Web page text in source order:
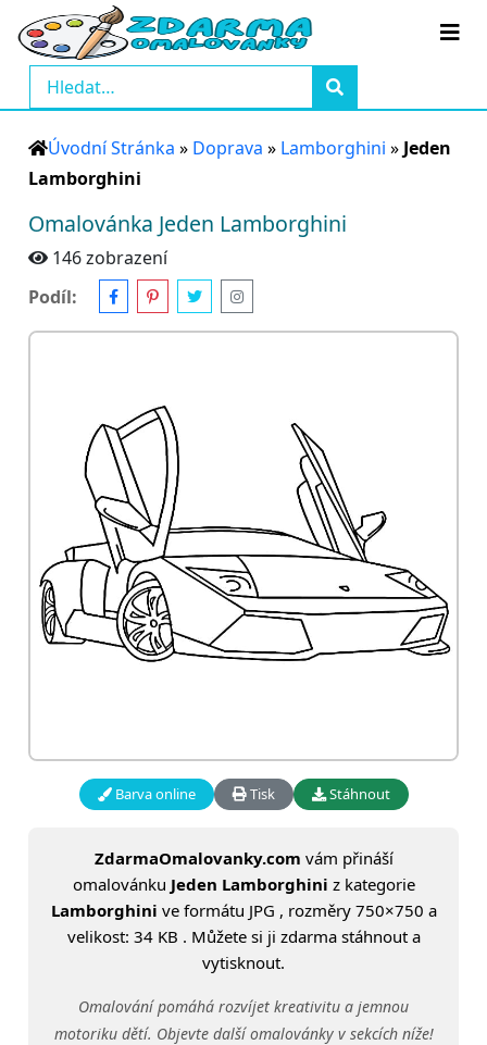
Úvodní Stránka » Doprava » Lamborghini » Jeden
Lamborghini
Omalovánka Jeden Lamborghini
146 zobrazení
Podíl:
Barva online Tisk Stáhnout
ZdarmaOmalovanky.com vám přináší
omalovánku Jeden Lamborghini z kategorie
Lamborghini ve formátu JPG , rozměry 750×750 a
velikost: 34 KB . Můžete si ji zdarma stáhnout a
vytisknout.
Omalování pomáhá rozvíjet kreativitu a jemnou
motoriku dětí. Objevte další omalovánky v sekcích níže!